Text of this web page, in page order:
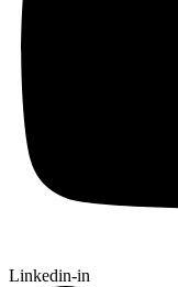
Linkedin-in